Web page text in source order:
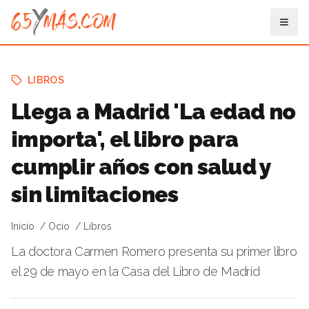
LIBROS
Llega a Madrid 'La edad no
importa', el libro para
cumplir años con salud y
sin limitaciones
Inicio Ocio Libros
La doctora Carmen Romero presenta su primer libro
el 29 de mayo en la Casa del Libro de Madrid